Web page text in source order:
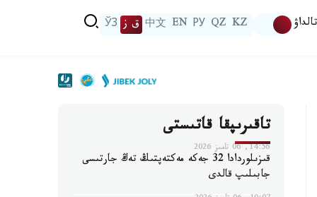
تالداۋ KZ
QZ
РУ
EN
中文 ق ز ЎЗ
تاقىرىپقا قاتىستى
14:56, 06 تامىز 2026
قىزىلوردادا 32 جەكە مەكتەپتىڭ تەڭ جارتىسى
جابىلىپ قالدى